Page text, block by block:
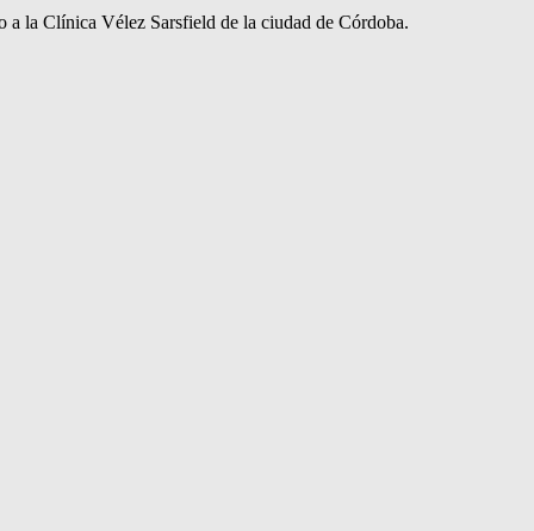
a la Clínica Vélez Sarsfield de la ciudad de Córdoba.